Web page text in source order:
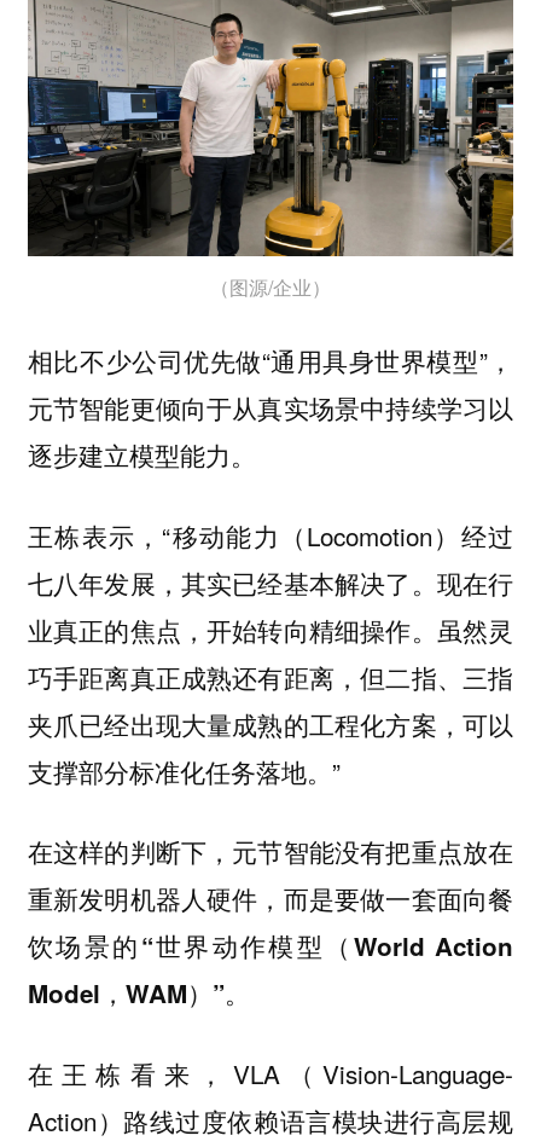
（图源/企业）
相比不少公司优先做“通用具身世界模型”，
元节智能更倾向于从真实场景中持续学习以
逐步建立模型能力。
王栋表示，“移动能力（Locomotion）经过
七八年发展，其实已经基本解决了。现在行
业真正的焦点，开始转向精细操作。虽然灵
巧手距离真正成熟还有距离，但二指、三指
夹爪已经出现大量成熟的工程化方案，可以
支撑部分标准化任务落地。”
在这样的判断下，元节智能没有把重点放在
重新发明机器人硬件，而是要做一套面向餐
饮场景的“世界动作模型（World Action
Model，WAM）”。
在王栋看来，VLA（Vision-Language-
Action）路线过度依赖语言模块进行高层规